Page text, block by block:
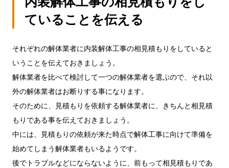
ていることを伝える
それぞれの解体業者に内装解体工事の相見積もりをしていると
いうことを伝えておきましょう。
解体業者を比べて検討して一つの解体業者を選ぶので、それ以
外の解体業者はお断りする事になります。
そのために、見積もりを依頼する解体業者に、きちんと相見積
もりである事を伝えておきましょう。
中には、見積もりの依頼が来た時点で解体工事に向けて準備を
始めてしまう解体業者もいるようです。
後でトラブルなどにならないように、前もって相見積もりであ